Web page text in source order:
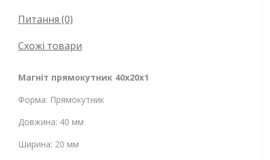
Питання (0)
Схожі товари
Магніт прямокутник 40x20x1
Форма: Прямокутник
Довжина: 40 мм
Ширина: 20 мм